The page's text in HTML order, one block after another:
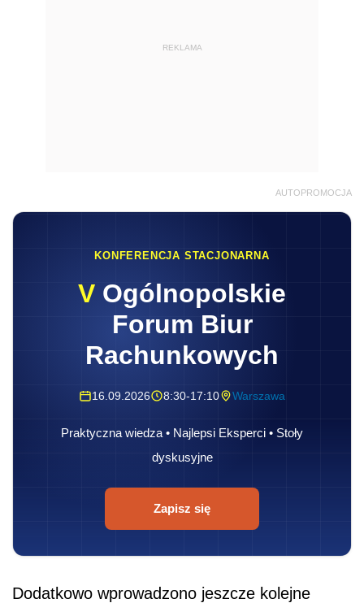
REKLAMA
AUTOPROMOCJA
KONFERENCJA STACJONARNA
V Ogólnopolskie
Forum Biur
Rachunkowych
16.09.2026 8:30-17:10 Warszawa
Praktyczna wiedza • Najlepsi Eksperci • Stoły
dyskusyjne
Zapisz się
Dodatkowo wprowadzono jeszcze kolejne